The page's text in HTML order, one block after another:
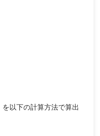
以下の計算方法で算出